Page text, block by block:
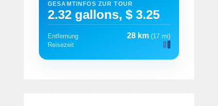
GESAMTINFOS ZUR TOUR
2.32 gallons, $ 3.25
Entfernung 28 km (17 mi)
Reisezeit